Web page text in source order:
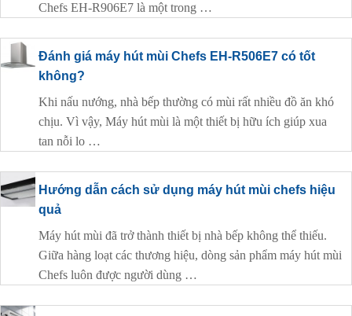
Chefs EH-R906E7 là một trong …
Đánh giá máy hút mùi Chefs EH-R506E7 có tốt
không?
Khi nấu nướng, nhà bếp thường có mùi rất nhiều đồ ăn khó
chịu. Vì vậy, Máy hút mùi là một thiết bị hữu ích giúp xua
tan nỗi lo …
Hướng dẫn cách sử dụng máy hút mùi chefs hiệu
quả
Máy hút mùi đã trở thành thiết bị nhà bếp không thể thiếu.
Giữa hàng loạt các thương hiệu, dòng sản phẩm máy hút mùi
Chefs luôn được người dùng …